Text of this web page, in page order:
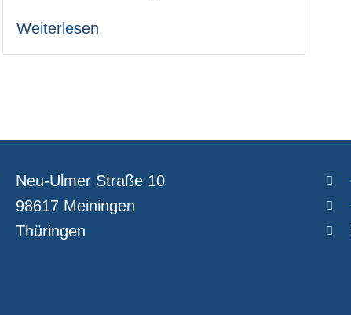
Weiterlesen
Neu-Ulmer Straße 10
98617 Meiningen
Thüringen